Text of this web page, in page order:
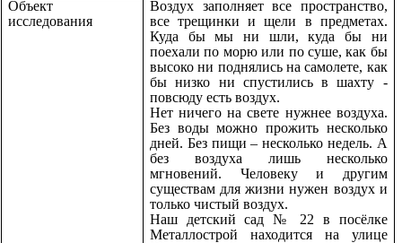
Объект
исследования
Воздух заполняет все пространство,
все трещинки и щели в предметах.
Куда бы мы ни шли, куда бы ни
поехали по морю или по суше, как бы
высоко ни поднялись на самолете, как
бы низко ни спустились в шахту -
повсюду есть воздух.
Нет ничего на свете нужнее воздуха.
Без воды можно прожить несколько
дней. Без пищи – несколько недель. А
без воздуха лишь несколько
мгновений. Человеку и другим
существам для жизни нужен воздух и
только чистый воздух.
Наш детский сад № 22 в посёлке
Металлострой находится на улице